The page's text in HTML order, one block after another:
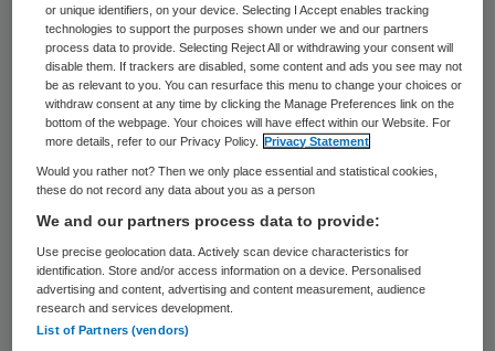
(Pharmafilter) gebouwd, die
milieubelastende stoffen zoals
medicijnresten, uit het afvalwater haalt.
Een deel van het gezuiverde water wordt
hergebruikt in het AMC, bijvoorbeeld voor
koeling of om de wc door te spoelen.
Waterschap Amstel, Gooi en Vecht
afspraken gemaakt om het afvalwater bij
de bron te zuiveren van schadelijke stoffen.
or unique identifiers, on your device. Selecting I Accept enables tracking
technologies to support the purposes shown under we and our partners
process data to provide. Selecting Reject All or withdrawing your consent will
disable them. If trackers are disabled, some content and ads you see may not
be as relevant to you. You can resurface this menu to change your choices or
withdraw consent at any time by clicking the Manage Preferences link on the
bottom of the webpage. Your choices will have effect within our Website. For
more details, refer to our Privacy Policy.
Privacy Statement
Would you rather not? Then we only place essential and statistical cookies,
these do not record any data about you as a person
We and our partners process data to provide:
Use precise geolocation data. Actively scan device characteristics for
identification. Store and/or access information on a device. Personalised
advertising and content, advertising and content measurement, audience
research and services development.
List of Partners (vendors)